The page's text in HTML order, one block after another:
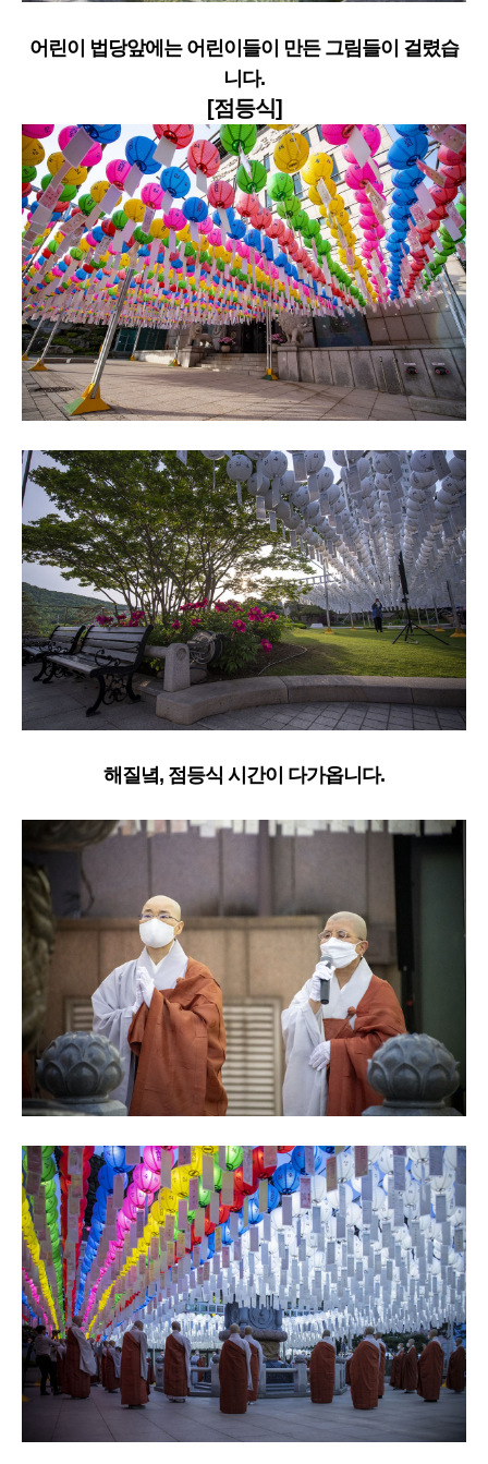
어린이 법당앞에는 어린이들이 만든 그림들이 걸렸습
니다.
[점등식]
해질녘, 점등식 시간이 다가옵니다.